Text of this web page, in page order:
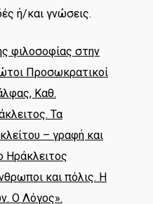
ή/και γνώσεις.
φιλοσοφίας στην
Προσωκρατικοί
Καθ.
Τα
– γραφή και
Ηράκλειτος
και πόλις. Η
Ο Λόγος».